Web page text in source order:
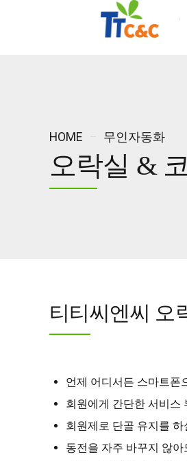
HOME 무인자동화
오락실 &
티티씨엔씨 오
언제 어디서든 스마트폰
회원에게 간단한 서비스
회원제로 단골 유지를 하
동전을 자주 바꾸지 않